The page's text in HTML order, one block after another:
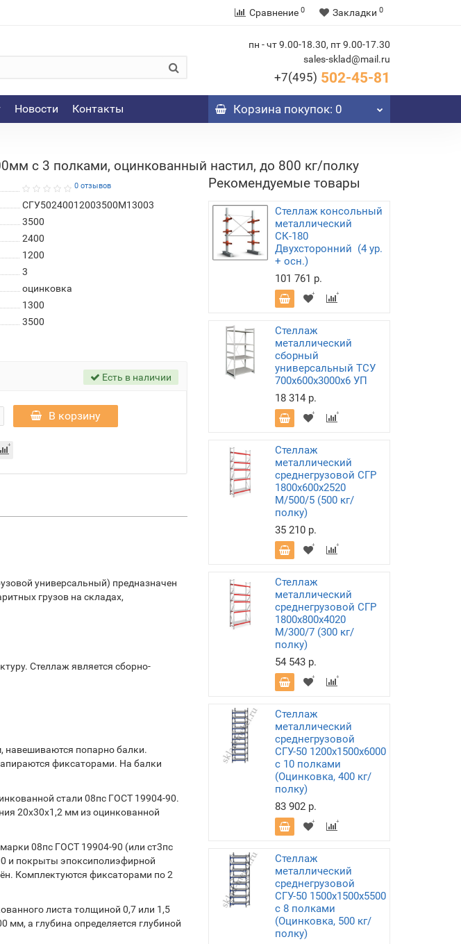
Сравнение 0 Закладки 0
пн - чт 9.00-18.30, пт 9.00-17.30
sales-sklad@mail.ru
+7(495) 502-45-81
Новости Контакты Корзинапокупок: 0
с 3 полками, оцинкованный настил, до 800 кг/полку
0 отзывов
СГУ50240012003500М13003
3500
2400
1200
3
оцинковка
1300
3500
Есть в наличии
В корзину
универсальный) предназначен
грузов на складах,
Стеллаж является сборно-
попарно балки.
фиксаторами. На балки
стали 08пс ГОСТ 19904-90.
20х30х1,2 мм из оцинкованной
08пс ГОСТ 19904-90 (или ст3пс
и покрыты эпоксиполиэфирной
Комплектуются фиксаторами по 2
листа толщиной 0,7 или 1,5
а глубина определяется глубиной
Рекомендуемые товары
Стеллаж консольный
металлический
СК-180
Двухсторонний (4 ур.
+ осн.)
101 761 р.
Стеллаж
металлический
сборный
универсальный ТСУ
700х600х3000х6 УП
18 314 р.
Стеллаж
металлический
среднегрузовой СГР
1800х600х2520
M/500/5 (500 кг/
полку)
35 210 р.
Стеллаж
металлический
среднегрузовой СГР
1800х800х4020
M/300/7 (300 кг/
полку)
54 543 р.
Стеллаж
металлический
среднегрузовой
СГУ-50 1200х1500х6000
с 10 полками
(Оцинковка, 400 кг/
полку)
83 902 р.
Стеллаж
металлический
среднегрузовой
СГУ-50 1500х1500х5500
с 8 полками
(Оцинковка, 500 кг/
полку)